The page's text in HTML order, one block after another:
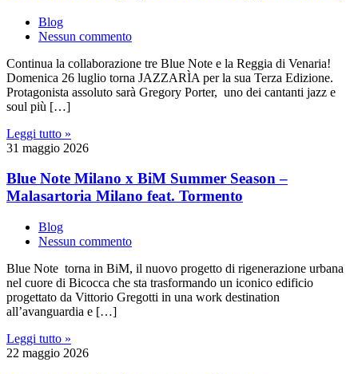
Blog
Nessun commento
Continua la collaborazione tre Blue Note e la Reggia di Venaria!
Domenica 26 luglio torna JAZZARÌA per la sua Terza Edizione.
Protagonista assoluto sarà Gregory Porter, uno dei cantanti jazz e
soul più […]
Leggi tutto »
31 maggio 2026
Blue Note Milano x BiM Summer Season –
Malasartoria Milano feat. Tormento
Blog
Nessun commento
Blue Note torna in BiM, il nuovo progetto di rigenerazione urbana
nel cuore di Bicocca che sta trasformando un iconico edificio
progettato da Vittorio Gregotti in una work destination
all’avanguardia e […]
Leggi tutto »
22 maggio 2026